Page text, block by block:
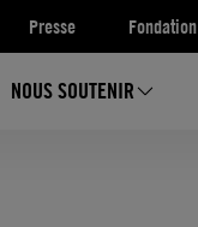
Presse Fondation
NOUS SOUTENIR